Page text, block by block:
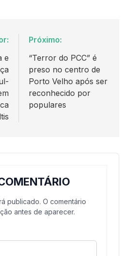
e
Próximo:
“Terror do PCC” é
preso no centro de
Porto Velho após ser
reconhecido por
populares
publicado. O comentário
antes de aparecer.